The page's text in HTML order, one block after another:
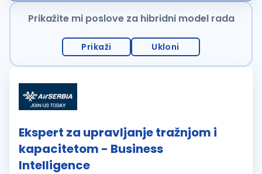
Prikažite mi poslove za hibridni model rada
Prikaži Ukloni
Ekspert za upravljanje tražnjom i
kapacitetom - Business
Intelligence